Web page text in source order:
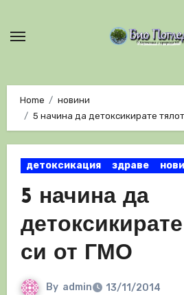
Home
новини
5 начина да детоксикирате
детоксикация здраве
5 начина да
си от ГМО
By admin
13/11/2014